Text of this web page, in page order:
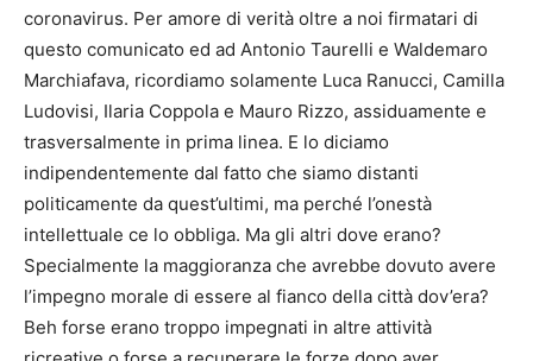
coronavirus. Per amore di verità oltre a noi firmatari di
questo comunicato ed ad Antonio Taurelli e Waldemaro
Marchiafava, ricordiamo solamente Luca Ranucci, Camilla
Ludovisi, Ilaria Coppola e Mauro Rizzo, assiduamente e
trasversalmente in prima linea. E lo diciamo
indipendentemente dal fatto che siamo distanti
politicamente da quest’ultimi, ma perché l’onestà
intellettuale ce lo obbliga. Ma gli altri dove erano?
Specialmente la maggioranza che avrebbe dovuto avere
l’impegno morale di essere al fianco della città dov’era?
Beh forse erano troppo impegnati in altre attività